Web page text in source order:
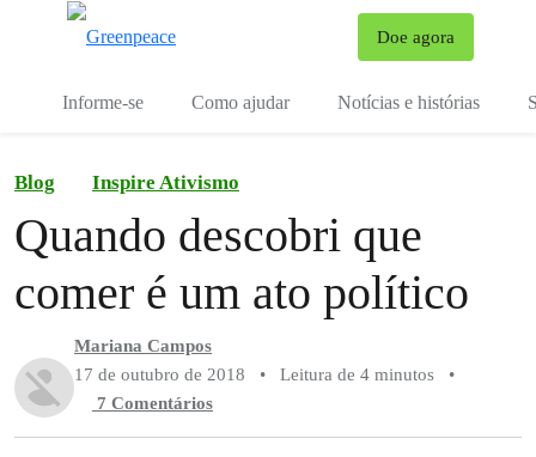
Doe agora
Informe-se Como ajudar Notícias e histórias
Blog Inspire Ativismo
Quando descobri que
comer é um ato político
Mariana Campos
17 de outubro de 2018
• Leitura de 4 minutos
•
7 Comentários